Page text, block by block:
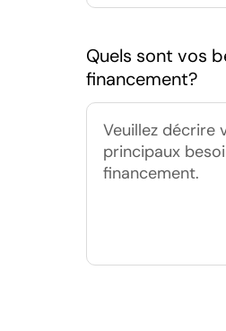
Quels sont vos
financement?